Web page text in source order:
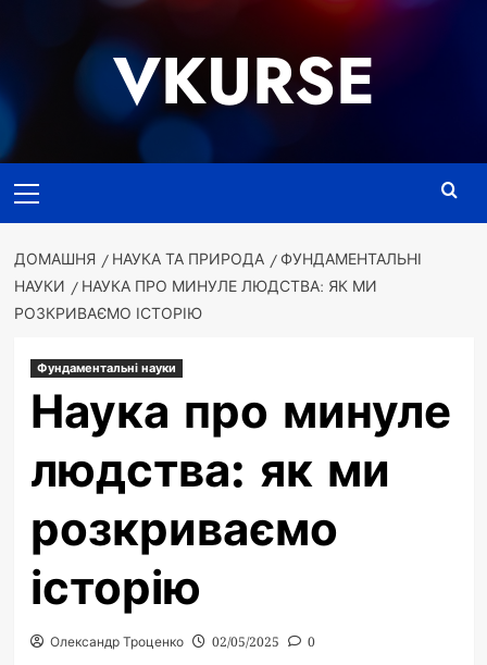
VKURSE
меню
ДОМАШНЯ НАУКА ТА ПРИРОДА
ФУНДАМЕНТАЛЬНІ
НАУКИ
НАУКА ПРО МИНУЛЕ ЛЮДСТВА: ЯК МИ
РОЗКРИВАЄМО ІСТОРІЮ
Фундаментальні науки
Наука про минуле
людства: як ми
розкриваємо
історію
Олександр Троценко 02/05/2025 0